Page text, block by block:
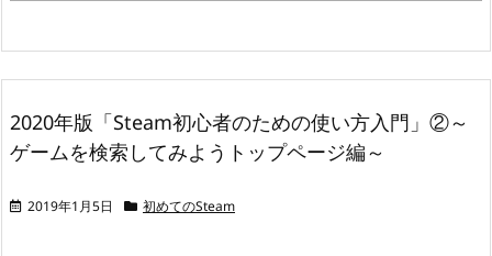
2020年版「Steam初心者のための使い方入門」②～
ゲームを検索してみようトップページ編～
2019年1月5日 初めてのSteam